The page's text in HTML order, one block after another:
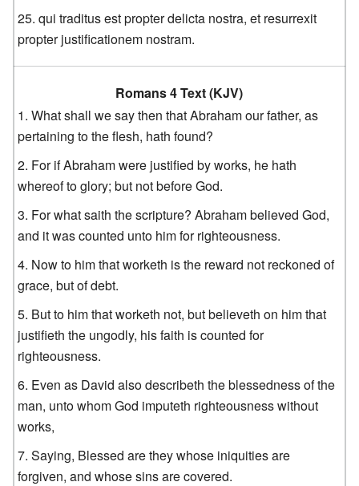
qui traditus est propter delicta nostra, et resurrexit
propter justificationem nostram.
Romans 4 Text (KJV)
What shall we say then that Abraham our father, as
pertaining to the flesh, hath found?
For if Abraham were justified by works, he hath
whereof to glory; but not before God.
For what saith the scripture? Abraham believed God,
and it was counted unto him for righteousness.
Now to him that worketh is the reward not reckoned of
grace, but of debt.
But to him that worketh not, but believeth on him that
justifieth the ungodly, his faith is counted for
righteousness.
Even as David also describeth the blessedness of the
man, unto whom God imputeth righteousness without
works,
Saying, Blessed are they whose iniquities are
forgiven, and whose sins are covered.